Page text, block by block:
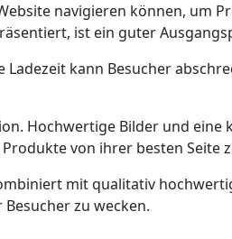
navigieren können, um
ist ein guter
kann Besucher
Hochwertige Bilder und eine
von ihrer besten Seite
mit qualitativ
zu wecken.